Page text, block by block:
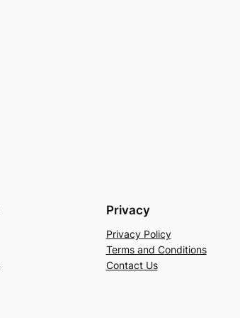
Privacy
Privacy Policy
Terms and Conditions
Contact Us